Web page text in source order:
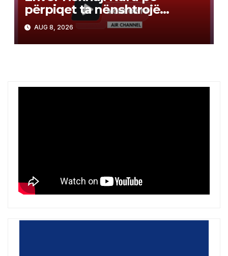
përpiqet ta nënshtrojë
opozitën
AUG 8, 2026